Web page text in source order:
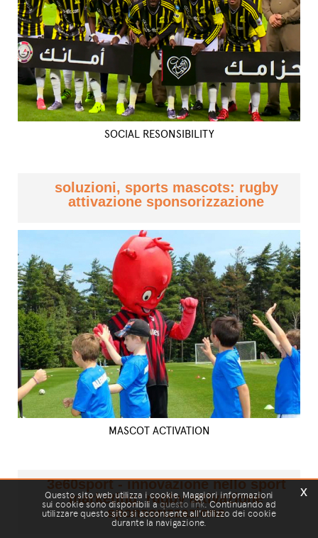
SOCIAL RESONSIBILITY
soluzioni, sports mascots: rugby
attivazione sponsorizzazione
MASCOT ACTIVATION
3e60sport - innovazione nello sport
marketing: rugby attivazione
sponsorizzazione
x
Questo sito web utilizza i cookie. Maggiori informazioni
sui cookie sono disponibili aquesto link. Continuando ad
utilizzare questo sito si acconsente all'utilizzo dei cookie
durante la navigazione.